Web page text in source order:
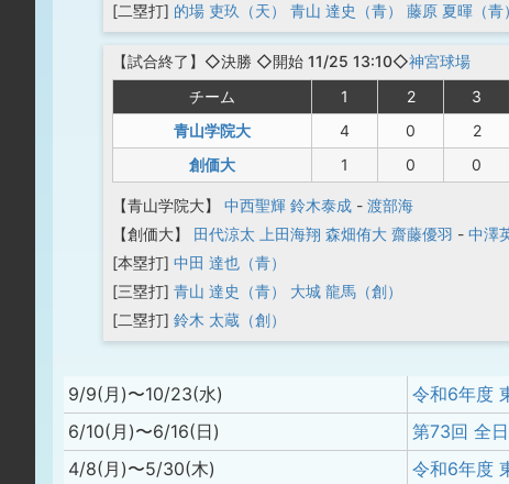
[二塁打] 的場 吏玖（天） 青山 達史（青） 藤原 夏暉（青）
【試合終了 】◇決勝 ◇開始 11/25 13:10◇神宮球場
チーム
1 2 3
青山学院大
4 0 2
創価大
1 0 0
【青山学院大】 中西聖輝 鈴木泰成 - 渡部海
【創価大】
田代涼太 上田海翔 森畑侑大 齋藤優羽 - 中澤
[本塁打] 中田 達也（青）
[三塁打] 青山 達史（青）
大城 龍馬（創）
[二塁打] 鈴木 太蔵（創）
9/9(月)〜10/23(水)
6/10(月)〜6/16(日)
第73回 全
4/8(月)〜5/30(木)